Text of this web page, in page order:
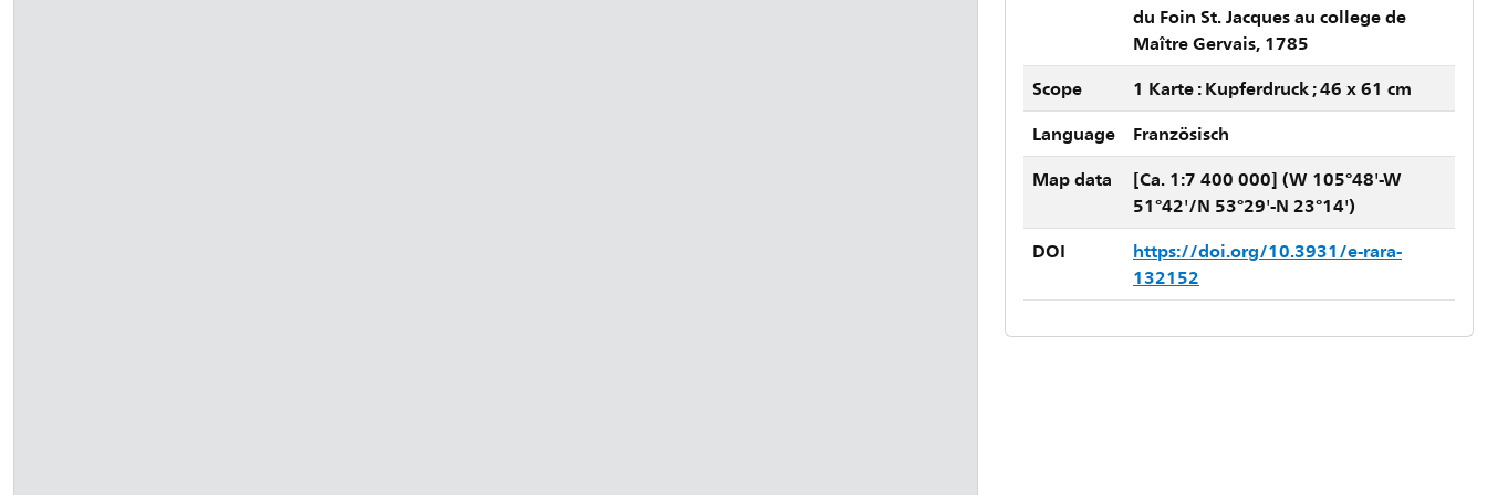
du Foin St. Jacques au college de
Maître Gervais, 1785
Scope
1 Karte : Kupferdruck ; 46 x 61 cm
Language
Französisch
Map data
[Ca. 1:7 400 000] (W 105°48'-W
51°42'/N 53°29'-N 23°14')
DOI
https://doi.org/10.3931/e-rara-
132152